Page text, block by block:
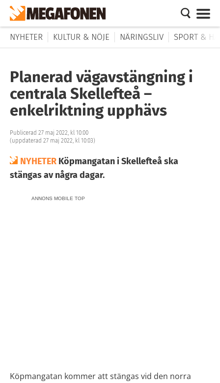
NYHETER KULTUR & NÖJE NÄRINGSLIV SPORT &
Planerad vägavstängning i
centrala Skellefteå –
enkelriktning upphävs
Publicerad 27 maj 2022, kl 10:00
(uppdaterad 27 maj 2022, kl 10:03)
NYHETER Köpmangatan i Skellefteå ska
stängas av några dagar.
ANNONS MOBILE TOP
Köpmangatan kommer att stängas vid den norra